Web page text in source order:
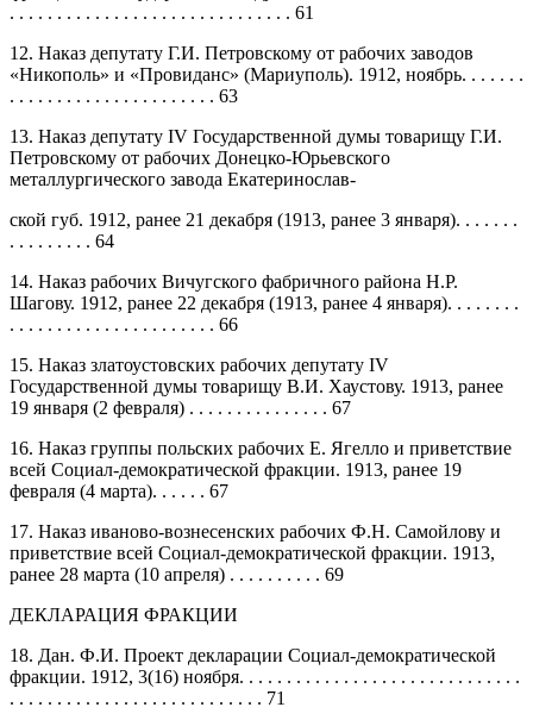
. . . . . . . . . . . . . . . . . . . . . . . . . . . . . . 61
12. Наказ депутату Г.И. Петровскому от рабочих заводов
«Никополь» и «Провиданс» (Мариуполь). 1912, ноябрь. . . . . . .
. . . . . . . . . . . . . . . . . . . . . . 63
13. Наказ депутату IV Государственной думы товарищу Г.И.
Петровскому от рабочих Донецко-Юрьевского
металлургического завода Екатеринослав-
ской губ. 1912, ранее 21 декабря (1913, ранее 3 января). . . . . . .
. . . . . . . . . 64
14. Наказ рабочих Вичугского фабричного района Н.Р.
Шагову. 1912, ранее 22 декабря (1913, ранее 4 января). . . . . . . .
. . . . . . . . . . . . . . . . . . . . . . 66
15. Наказ златоустовских рабочих депутату IV
Государственной думы товарищу В.И. Хаустову. 1913, ранее
19 января (2 февраля) . . . . . . . . . . . . . . . 67
16. Наказ группы польских рабочих Е. Ягелло и приветствие
всей Социал-демократической фракции. 1913, ранее 19
февраля (4 марта). . . . . . 67
17. Наказ иваново-вознесенских рабочих Ф.Н. Самойлову и
приветствие всей Социал-демократической фракции. 1913,
ранее 28 марта (10 апреля) . . . . . . . . . . 69
ДЕКЛАРАЦИЯ ФРАКЦИИ
18. Дан. Ф.И. Проект декларации Социал-демократической
фракции. 1912, 3(16) ноября. . . . . . . . . . . . . . . . . . . . . . . . . . . . . .
. . . . . . . . . . . . . . . . . . . . . . . . . . . 71